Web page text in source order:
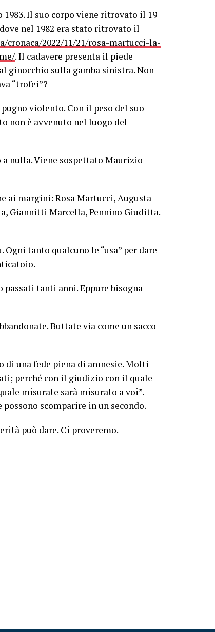
1983. Il suo corpo viene ritrovato il 19
nel 1982 era stato ritrovato il
2022/11/21/rosa-martucci-la-
. Il cadavere presenta il piede
ginocchio sulla gamba sinistra. Non
“trofei”?
violento. Con il peso del suo
non è avvenuto nel luogo del
nulla. Viene sospettato Maurizio
ai margini: Rosa Martucci, Augusta
Giannitti Marcella, Pennino Giuditta.
tanto qualcuno le “usa” per dare
tanti anni. Eppure bisogna
Buttate via come un sacco
una fede piena di amnesie. Molti
perché con il giudizio con il quale
misurate sarà misurato a voi”.
scomparire in un secondo.
può dare. Ci proveremo.